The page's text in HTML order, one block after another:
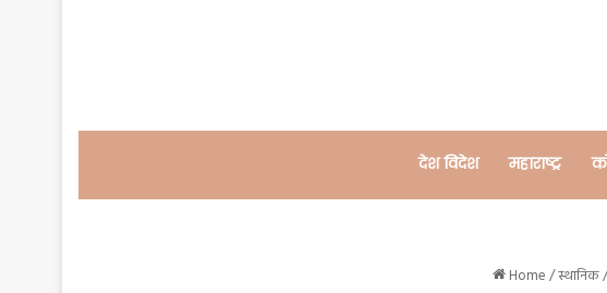
देश विदेश महाराष्ट्र
Home/स्थानिक/